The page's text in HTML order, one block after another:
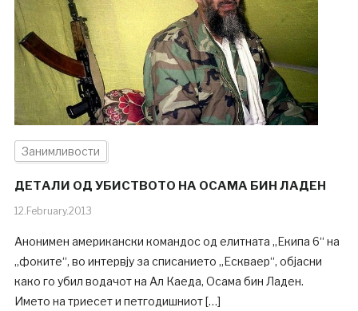
Занимливости
ДЕТАЛИ ОД УБИСТВОТО НА ОСАМА БИН ЛАДЕН
12.February.2013
Анонимен американски командос од елитната „Екипа 6“ на
„фоките“, во интервју за списанието „Ескваер“, објасни
како го убил водачот на Ал Каеда, Осама бин Ладен.
Името на триесет и петгодишниот […]